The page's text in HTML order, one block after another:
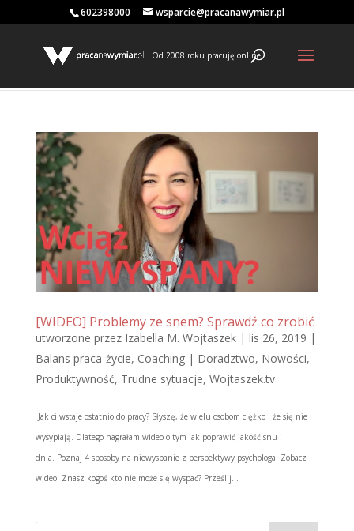
602398000 wsparcie@pracanawymiar.pl
Od 2008 roku pracuję online
[WIDEO] Problemy ze snem? Sprawdź co zrobić
utworzone przez Izabella M. Wojtaszek| lis 26, 2019 |
Balans praca-życie, Coaching | Doradztwo, Nowości,
Produktywność, Trudne sytuacje, Wojtaszek.tv
Jak ci wstaje ostatnio do pracy? Słyszę, że wielu osobom ciężko i że się nie
wysypiają. Dlatego nagrałam wideo o tym jak poprawić jakość snu i
dnia. Poznaj 4 sposoby na niewyspanie z perspektywy psychologa. Zobacz
wideo. Znasz kogoś kto nie może się wyspać? Prześlij...